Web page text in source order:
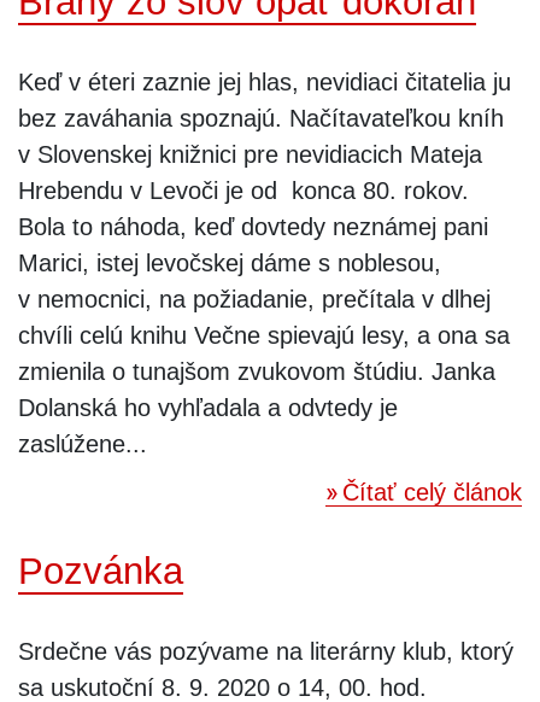
Keď v éteri zaznie jej hlas, nevidiaci čitatelia ju
bez zaváhania spoznajú. Načítavateľkou kníh
v Slovenskej knižnici pre nevidiacich Mateja
Hrebendu v Levoči je od konca 80. rokov.
Bola to náhoda, keď dovtedy neznámej pani
Marici, istej levočskej dáme s noblesou,
v nemocnici, na požiadanie, prečítala v dlhej
chvíli celú knihu Večne spievajú lesy, a ona sa
zmienila o tunajšom zvukovom štúdiu. Janka
Dolanská ho vyhľadala a odvtedy je
zaslúžene...
Čítať celý článok
Pozvánka
Srdečne vás pozývame na literárny klub, ktorý
sa uskutoční 8. 9. 2020 o 14, 00. hod.